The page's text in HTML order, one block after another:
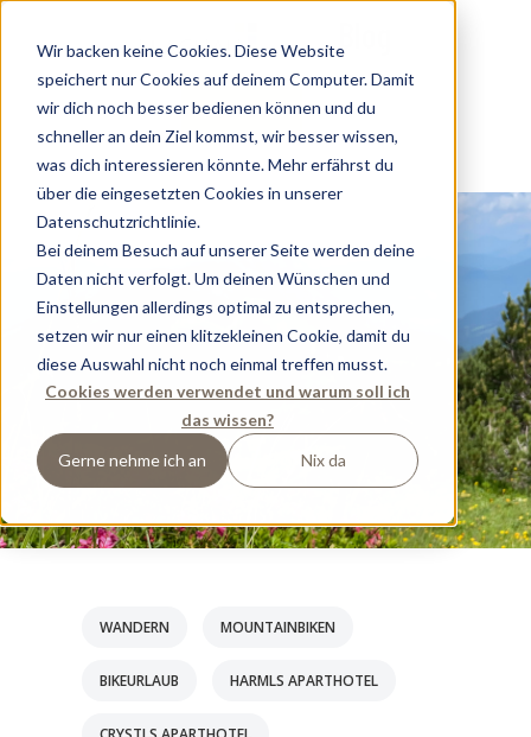
Wir backen keine Cookies. Diese Website
speichert nur Cookies auf deinem Computer. Damit
wir dich noch besser bedienen können und du
schneller an dein Ziel kommst, wir besser wissen,
was dich interessieren könnte. Mehr erfährst du
über die eingesetzten Cookies in unserer
Datenschutzrichtlinie.
Bei deinem Besuch auf unserer Seite werden deine
Daten nicht verfolgt. Um deinen Wünschen und
Einstellungen allerdings optimal zu entsprechen,
setzen wir nur einen klitzekleinen Cookie, damit du
diese Auswahl nicht noch einmal treffen musst.
Cookies werden verwendet und warum soll ich
das wissen?
Gerne nehme ich an Nix da
Buchen
WANDERN MOUNTAINBIKEN
BIKEURLAUB HARMLS APARTHOTEL